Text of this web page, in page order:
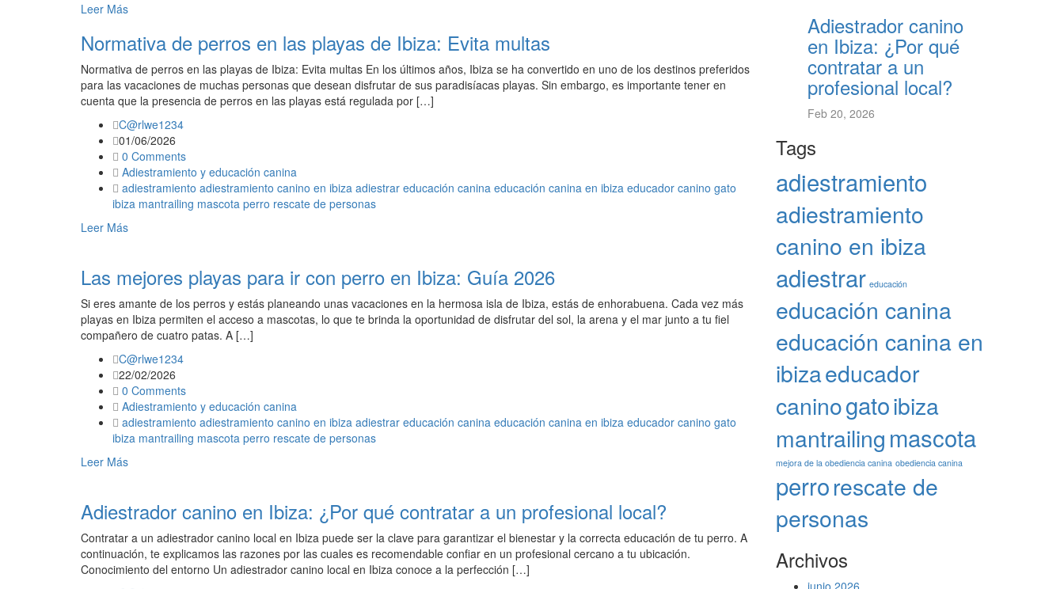
Leer Más
Normativa de perros en las playas de Ibiza: Evita multas
Normativa de perros en las playas de Ibiza: Evita multas En los últimos años, Ibiza se ha convertido en uno de los destinos preferidos
para las vacaciones de muchas personas que desean disfrutar de sus paradisíacas playas. Sin embargo, es importante tener en
cuenta que la presencia de perros en las playas está regulada por […]
C@rlwe1234
01/06/2026
0 Comments
Adiestramiento y educación canina
adiestramiento adiestramiento canino en ibiza adiestrar educación canina educación canina en ibiza educador canino gato
ibiza mantrailing mascota perro rescate de personas
Leer Más
Las mejores playas para ir con perro en Ibiza: Guía 2026
Si eres amante de los perros y estás planeando unas vacaciones en la hermosa isla de Ibiza, estás de enhorabuena. Cada vez más
playas en Ibiza permiten el acceso a mascotas, lo que te brinda la oportunidad de disfrutar del sol, la arena y el mar junto a tu fiel
compañero de cuatro patas. A […]
C@rlwe1234
22/02/2026
0 Comments
Adiestramiento y educación canina
adiestramiento adiestramiento canino en ibiza adiestrar educación canina educación canina en ibiza educador canino gato
ibiza mantrailing mascota perro rescate de personas
Leer Más
Adiestrador canino en Ibiza: ¿Por qué contratar a un profesional local?
Contratar a un adiestrador canino local en Ibiza puede ser la clave para garantizar el bienestar y la correcta educación de tu perro. A
continuación, te explicamos las razones por las cuales es recomendable confiar en un profesional cercano a tu ubicación.
Conocimiento del entorno Un adiestrador canino local en Ibiza conoce a la perfección […]
Adiestrador canino
en Ibiza: ¿Por qué
contratar a un
profesional local?
Feb 20, 2026
Tags
adiestramiento
adiestramiento
canino en ibiza
adiestrar educación
educación canina
educación canina en
ibizaeducador
caninogatoibiza
mantrailingmascota
mejora de la obediencia canina obediencia canina
perrorescate de
personas
Archivos
junio 2026